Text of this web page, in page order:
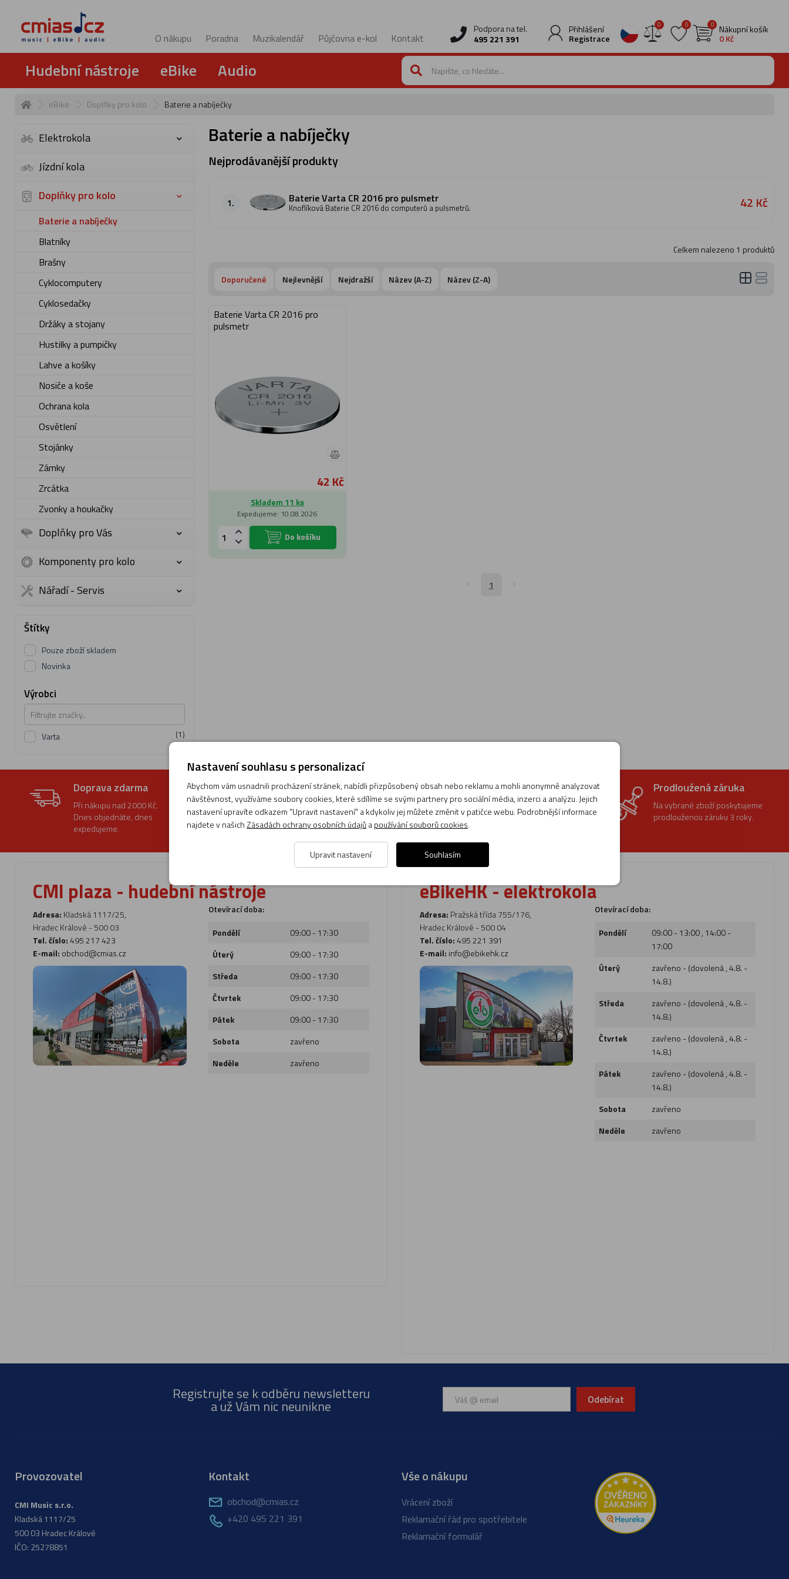
O nákupu Poradna Muzikalendář Půjčovna e-kol Kontakt
Podpora na tel.
495 221 391
Přihlášení
Registrace
0 0 Nákupní košík
0 Kč
0
Hudební nástroje eBike Audio
eBike Doplňky pro kolo Baterie a nabíječky
Elektrokola
Jízdní kola
Doplňky pro kolo
Baterie a nabíječky
Blatníky
Brašny
Cyklocomputery
Cyklosedačky
Držáky a stojany
Hustilky a pumpičky
Lahve a košíky
Nosiče a koše
Ochrana kola
Osvětlení
Stojánky
Zámky
Zrcátka
Zvonky a houkačky
Doplňky pro Vás
Komponenty pro kolo
Nářadí - Servis
Štítky
Pouze zboží skladem
Novinka
Výrobci
Varta (1)
Baterie a nabíječky
Nejprodávanější produkty
1. Baterie Varta CR 2016 pro pulsmetr
Knoflíková Baterie CR 2016 do computerů a pulsmetrů. 42 Kč
Celkem nalezeno 1 produktů
Doporučené Nejlevnější Nejdražší Název (A-Z) Název (Z-A)
Baterie Varta CR 2016 pro
pulsmetr
42 Kč
Skladem 11 ks
Expedujeme: 10.08.2026
Do košíku
1
Doprava zdarma
Při nákupu nad 2000 Kč.
Dnes objednáte, dnes
expedujeme.
+420 495 221 391
po - pá: 8:00 - 17:00
Volejte specialistům.
Možnost vrácení
U nás máte možnost vrácení
zboží
bez problémů do 30 dnů.
Prodloužená záruka
Na vybrané zboží poskytujeme
prodlouženou záruku 3 roky.
CMI plaza - hudební nástroje
Adresa: Kladská 1117/25,
Hradec Králové - 500 03
Tel. číslo: 495 217 423
E-mail: obchod@cmias.cz
Otevírací doba:
Pondělí
09:00 - 17:30
Úterý
09:00 - 17:30
Středa
09:00 - 17:30
Čtvrtek
09:00 - 17:30
Pátek
09:00 - 17:30
Sobota
zavřeno
Neděle
zavřeno
eBikeHK - elektrokola
Adresa: Pražská třída 755/176,
Hradec Králové - 500 04
Tel. číslo:495 221 391
E-mail: info@ebikehk.cz
Otevírací doba:
Pondělí
09:00 - 13:00 , 14:00 -
17:00
Úterý
zavřeno - (dovolená , 4.8. -
14.8.)
Středa
zavřeno - (dovolená , 4.8. -
14.8.)
Čtvrtek
zavřeno - (dovolená , 4.8. -
14.8.)
Pátek
zavřeno - (dovolená , 4.8. -
14.8.)
Sobota
zavřeno
Neděle
zavřeno
Registrujte se k odběru newsletteru
a už Vám nic neunikne Odebírat
Provozovatel
CMI Music s.r.o.
Kladská 1117/25
500 03 Hradec Králové
IČO: 25278851
Kontakt
obchod@cmias.cz
+420 495 221 391
Vše o nákupu
Vrácení zboží
Reklamační řád pro spotřebitele
Reklamační formulář
Nastavení souhlasu s personalizací
Abychom vám usnadnili procházení stránek, nabídli přizpůsobený obsah nebo reklamu a mohli anonymně analyzovat
návštěvnost, využíváme soubory cookies, které sdílíme se svými partnery pro sociální média, inzerci a analýzu. Jejich
nastavení upravíte odkazem "Upravit nastavení" a kdykoliv jej můžete změnit v patičce webu. Podrobnější informace
najdete v našich Zásadách ochrany osobních údajůapoužívání souborů cookies.
Upravit nastavení Souhlasím